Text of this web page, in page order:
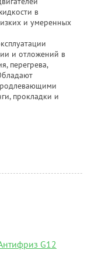
в
и умеренных
и отложений в
перегрева,
прокладки и
G12